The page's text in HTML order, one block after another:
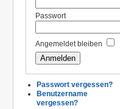
Passwort
Angemeldet bleiben
Passwort vergessen?
Benutzername
vergessen?